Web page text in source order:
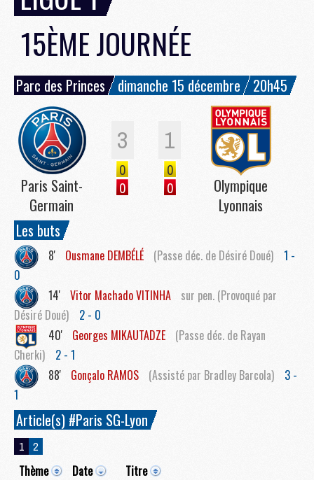
15ÈME JOURNÉE
Parc des Princes dimanche 15 décembre 20h45
Paris Saint-
Germain
3 1
0
0
0
0
Olympique
Lyonnais
Les buts
8' Ousmane DEMBÉLÉ (Passe déc. de Désiré Doué)
1 -
0
14' Vitor MachadoVITINHA
sur pen. (Provoqué par
Désiré Doué)
2 - 0
40'
Georges MIKAUTADZE
(Passe déc. de Rayan
Cherki)
2 - 1
88'
Gonçalo RAMOS (Assisté par Bradley Barcola)
3 -
1
Article(s) #Paris SG-Lyon
1 2
Thème Date Titre